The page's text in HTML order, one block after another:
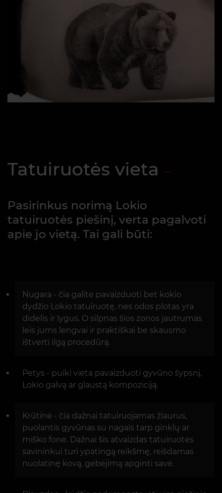
Tatuiruotės vieta
Pasirinkus norimą Lokio
tatuiruotės piešinį, verta pagalvoti
apie jo vietą. Tai gali būti:
Nugara - čia galite pavaizduoti bet kokio
dydžio Lokio tatuiruotę, nes odos plotas yra
didelis ir lygus. O silpnas šios zonos jautrumas
leis jums lengvai ir praktiškai be skausmo
ištverti ilgą procedūrą.
Petys - puiki vieta pavaizduoti gyvūno šypsnį,
Lokio galvą ar glaustą kompoziciją.
Krūtinė - čia dažnai tatuiruojamas žiaurus,
puolantis gyvūnas su nagais tarp ginklų ar
miško fone. Dažnai šis atvaizdas tatuiruotės
savininkui turi ypatingą reikšmę, reišdamas
nuolatinę kovą, gebėjimą apginti save.